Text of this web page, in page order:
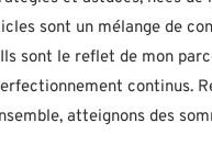
sont un mélange de
sont le reflet de mon
continus.
atteignons des